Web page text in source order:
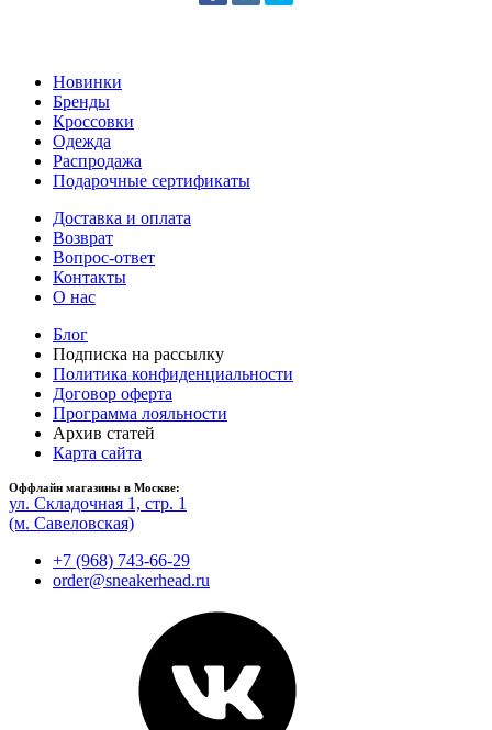
Новинки
Бренды
Кроссовки
Одежда
Распродажа
Подарочные сертификаты
Доставка и оплата
Возврат
Вопрос-ответ
Контакты
О нас
Блог
Подписка на рассылку
Политика конфиденциальности
Договор оферта
Программа лояльности
Архив статей
Карта сайта
Оффлайн магазины в Москве:
ул. Складочная 1, стр. 1
(м. Савеловская)
+7 (968) 743-66-29
order@sneakerhead.ru